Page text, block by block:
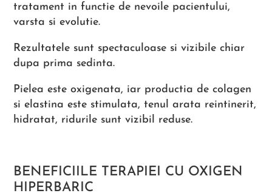
tratament in functie de nevoile pacientului,
varsta si evolutie.
Rezultatele sunt spectaculoase si vizibile chiar
dupa prima sedinta.
Pielea este oxigenata, iar productia de colagen
si elastina este stimulata, tenul arata reintinerit,
hidratat, ridurile sunt vizibil reduse.
BENEFICIILE TERAPIEI CU OXIGEN
HIPERBARIC